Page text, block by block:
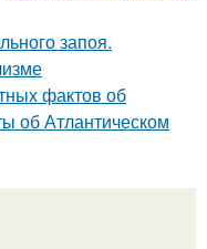
запоя.
фактов об
об Атлантическом